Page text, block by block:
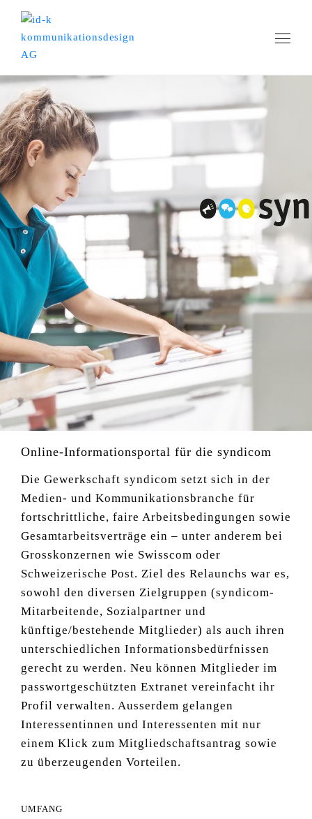
Online-Informationsportal für die syndicom
Die Gewerkschaft syndicom setzt sich in der
Medien- und Kommunikationsbranche für
fortschrittliche, faire Arbeitsbedingungen sowie
Gesamtarbeitsverträge ein – unter anderem bei
Grosskonzernen wie Swisscom oder
Schweizerische Post. Ziel des Relaunchs war es,
sowohl den diversen Zielgruppen (syndicom-
Mitarbeitende, Sozialpartner und
künftige/bestehende Mitglieder) als auch ihren
unterschiedlichen Informationsbedürfnissen
gerecht zu werden. Neu können Mitglieder im
passwortgeschützten Extranet vereinfacht ihr
Profil verwalten. Ausserdem gelangen
Interessentinnen und Interessenten mit nur
einem Klick zum Mitgliedschaftsantrag sowie
zu überzeugenden Vorteilen.
UMFANG